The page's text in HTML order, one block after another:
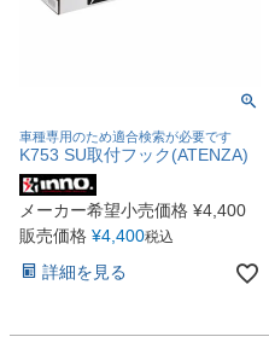
車種専用のため適合検索が必要です
K753 SU取付フック(ATENZA)
メーカー希望小売価格 ¥4,400
販売価格 ¥4,400税込
詳細を見る